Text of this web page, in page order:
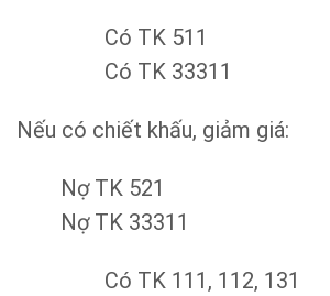
Có TK 511
Có TK 33311
Nếu có chiết khấu, giảm giá:
Nợ TK 521
Nợ TK 33311
Có TK 111, 112, 131